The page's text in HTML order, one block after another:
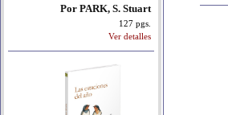
Por PARK, S. Stuart
127 pgs.
Ver detalles